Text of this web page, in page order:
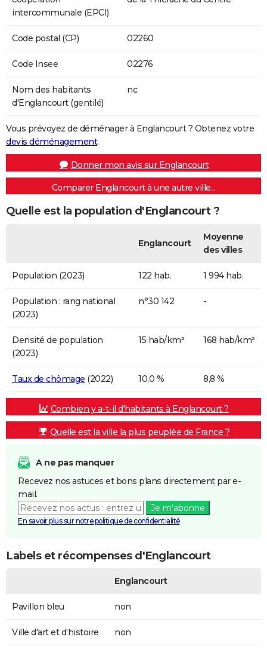
intercommunale (EPCI)
Code postal (CP) 02260
Code Insee 02276
Nom des habitants
d'Englancourt (gentilé)
nc
Vous prévoyez de déménager à Englancourt ? Obtenez votre
devis déménagement.
Donner mon avis sur Englancourt
Comparer Englancourt à une autre ville...
Quelle est la population d'Englancourt ?
Englancourt
Moyenne
des villes
Population (2023) 122 hab. 1 994 hab.
Population : rang national
(2023)
n°30 142 -
Densité de population
(2023)
15 hab/km² 168 hab/km²
Taux de chômage (2022) 10,0 % 8,8 %
Combien y a-t-il d'habitants à Englancourt ?
Quelle est la ville la plus peuplée de France ?
A ne pas manquer
Recevez nos astuces et bons plans directement par e-
mail.
Je m'abonne
En savoir plus sur notre politique de confidentialité
Labels et récompenses d'Englancourt
Englancourt
Pavillon bleu non
Ville d'art et d'histoire non